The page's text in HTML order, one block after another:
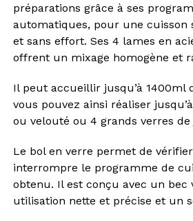
préparations grâce à ses
automatiques, pour une cuisson
et sans effort. Ses 4 lames en
offrent un mixage homogène et
Il peut accueillir jusqu’à 1400ml
vous pouvez ainsi réaliser
ou velouté ou 4 grands verres
Le bol en verre permet de
interrompre le programme de
obtenu. Il est conçu avec un bec
utilisation nette et précise et un